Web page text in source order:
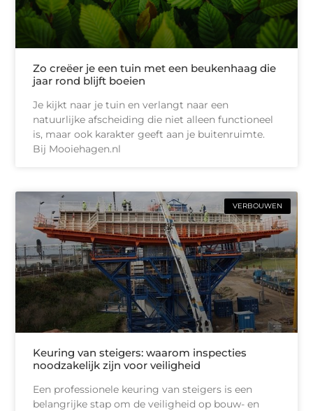
Zo creëer je een tuin met een beukenhaag die
jaar rond blijft boeien
Je kijkt naar je tuin en verlangt naar een
natuurlijke afscheiding die niet alleen functioneel
is, maar ook karakter geeft aan je buitenruimte.
Bij Mooiehagen.nl
VERBOUWEN
Keuring van steigers: waarom inspecties
noodzakelijk zijn voor veiligheid
Een professionele keuring van steigers is een
belangrijke stap om de veiligheid op bouw- en